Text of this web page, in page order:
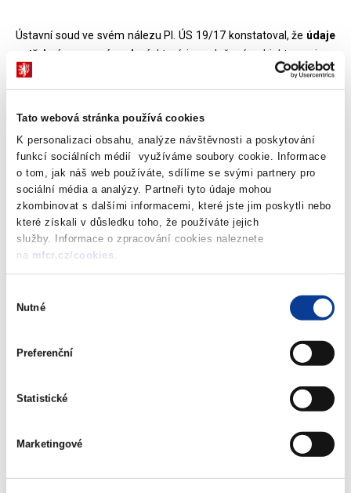
Tato webová stránka používá cookies
K personalizaci obsahu, analýze návštěvnosti a poskytování
funkcí sociálních médií využíváme soubory cookie. Informace
o tom, jak náš web používáte, sdílíme se svými partnery pro
sociální média a analýzy. Partneři tyto údaje mohou
zkombinovat s dalšími informacemi, které jste jim poskytli nebo
které získali v důsledku toho, že používáte jejich
služby. Informace o zpracování cookies naleznete
na mfcr.cz/cookies
souhlasu
Nutné
Preferenční
Statistické
Marketingové
Ústavní soud ve svém nálezu Pl. ÚS 19/17 konstatoval, že údaje
potřebné pro správu daní, které jsou daňové subjekty povinny
uvádět v daňových tiskopisech vydávaných Ministerstvem financí
(např. v daňových přiznáních), mají býtalespoň v obecné rovině
stanoveny právním předpisem
současných formulářů při správě daní jako neústavní
splnění uvedeného požadavku tam, kde v současnosti není
naplněn, stanovil pro zákonodárce lhůtu do 31. prosince 2020.
Ministerstvo financíse v současnosti seznamuje s konkrétní
argumentací nálezu a následně zvolínejvhodnější variantu
legislativního řešení
ohledu nepředjímá konkrétní podobu tohoto řešení).
Zobrazeno Doporučeno 361 ×